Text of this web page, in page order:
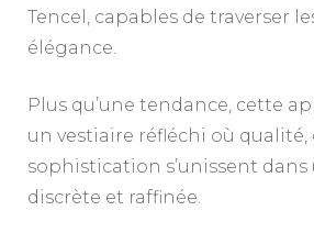
Tencel, capables de traverser
élégance.
Plus qu’une tendance, cette
un vestiaire réfléchi où
sophistication s’unissent
discrète et raffinée.